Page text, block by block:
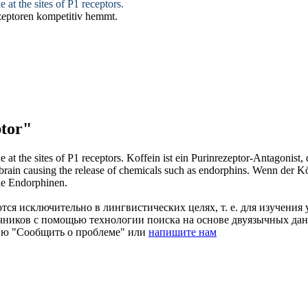
at the sites of P1 receptors.
kompetitiv hemmt.
at the sites of P1 receptors. Koffein ist ein Purinrezeptor-Antagonist,
causing the release of chemicals such as endorphins. Wenn der
Endorphinen.
исключительно в лингвистических целях, т. е. для
с помощью технологии поиска на основе двуязычных
"Сообщить о проблеме" или напишите нам